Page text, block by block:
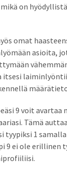
on
omat
asioita,
itsesi
9 voit avartaa
Tämä
1
ei ole erillinen